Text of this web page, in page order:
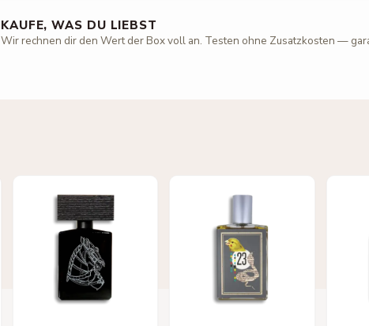
KAUFE, WAS DU LIEBST
Wir rechnen dir den Wert der Box voll an. Testen ohne Zusatzkosten —